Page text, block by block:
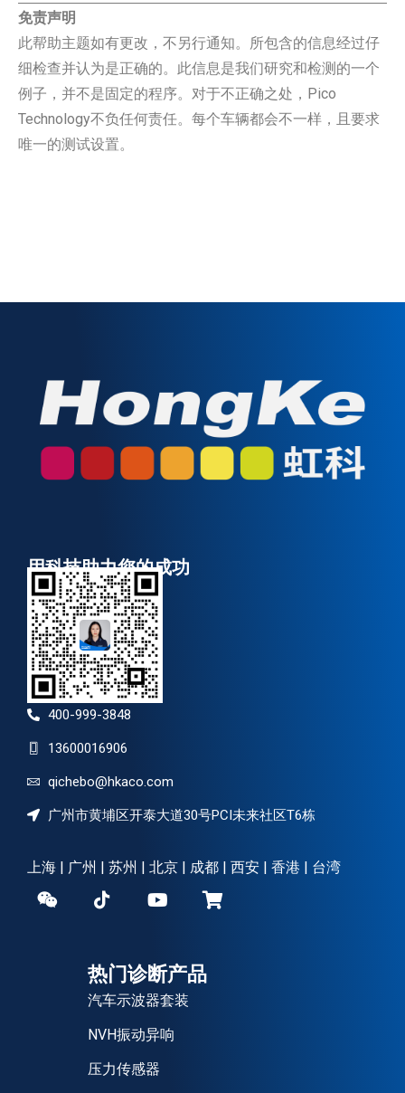
免责声明
此帮助主题如有更改，不另行通知。所包含的信息经过仔
细检查并认为是正确的。此信息是我们研究和检测的一个
例子，并不是固定的程序。对于不正确之处，Pico
Technology不负任何责任。每个车辆都会不一样，且要求
唯一的测试设置。
用科技助力您的成功
400-999-3848
13600016906
qichebo@hkaco.com
广州市黄埔区开泰大道30号PCI未来社区T6栋
上海 | 广州 | 苏州 | 北京 | 成都 | 西安 | 香港 | 台湾
热门诊断产品
汽车示波器套装
NVH振动异响
压力传感器